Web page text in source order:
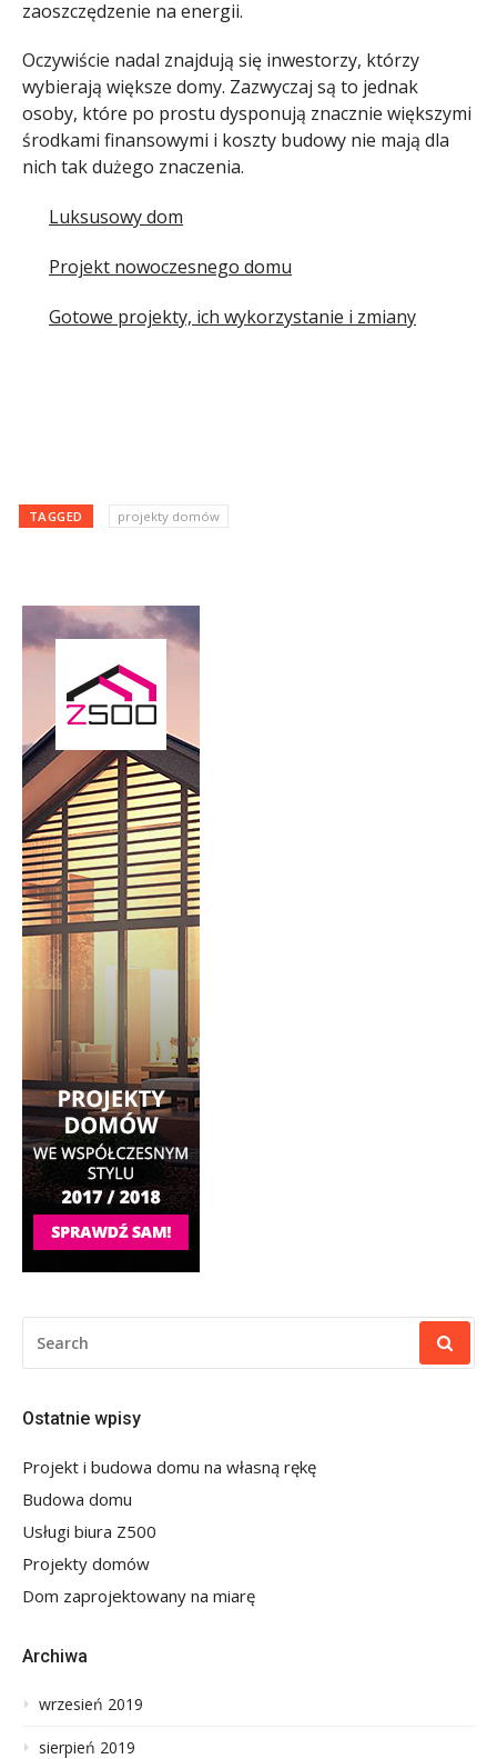
zaoszczędzenie na energii.
Oczywiście nadal znajdują się inwestorzy, którzy
wybierają większe domy. Zazwyczaj są to jednak
osoby, które po prostu dysponują znacznie większymi
środkami finansowymi i koszty budowy nie mają dla
nich tak dużego znaczenia.
Luksusowy dom
Projekt nowoczesnego domu
Gotowe projekty, ich wykorzystanie i zmiany
TAGGED projekty domów
FOR:
Ostatnie wpisy
Projekt i budowa domu na własną rękę
Budowa domu
Usługi biura Z500
Projekty domów
Dom zaprojektowany na miarę
Archiwa
wrzesień 2019
sierpień 2019